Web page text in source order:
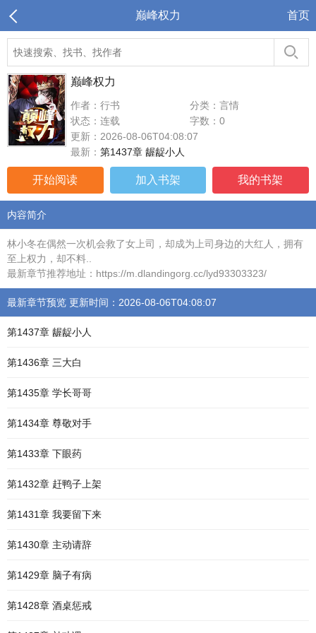
巅峰权力 首页
巅峰权力
作者：行书
分类：言情
状态：连载
字数：0
更新：2026-08-06T04:08:07
最新： 第1437章 龌龊小人
开始阅读 加入书架 我的书架
内容简介
林小冬在偶然一次机会救了女上司，却成为上司身边的大红人，拥有
至上权力，却不料..
最新章节推荐地址：https://m.dlandingorg.cc/lyd93303323/
最新章节预览 更新时间：2026-08-06T04:08:07
第1437章 龌龊小人
第1436章 三大白
第1435章 学长哥哥
第1434章 尊敬对手
第1433章 下眼药
第1432章 赶鸭子上架
第1431章 我要留下来
第1430章 主动请辞
第1429章 脑子有病
第1428章 酒桌惩戒